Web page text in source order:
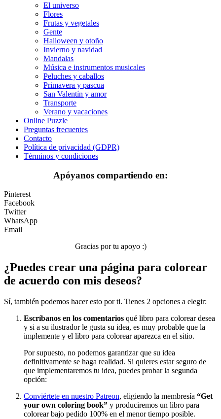
Frutas y vegetales
Halloween y otoño
Invierno y navidad
Mandalas
Música e instrumentos musicales
San Valentín y amor
Transporte
Verano y vacaciones
Libros para colorear para niños
Nezaradené
Sin categorizar
El universo
Flores
Frutas y vegetales
Gente
Halloween y otoño
Invierno y navidad
Mandalas
Música e instrumentos musicales
Peluches y caballos
Primavera y pascua
San Valentín y amor
Transporte
Verano y vacaciones
Online Puzzle
Preguntas frecuentes
Contacto
Política de privacidad (GDPR)
Términos y condiciones
Apóyanos compartiendo en:
Pinterest
Facebook
Twitter
WhatsApp
Email
Gracias por tu apoyo :)
¿Puedes crear una página para colorear
de acuerdo con mis deseos?
Sí, también podemos hacer esto por ti. Tienes 2 opciones a elegir:
Escríbanos en los comentarios qué libro para colorear desea
y si a su ilustrador le gusta su idea, es muy probable que la
implemente y el libro para colorear aparezca en el sitio.
Por supuesto, no podemos garantizar que su idea
definitivamente se haga realidad. Si quieres estar seguro de
que implementaremos tu idea, puedes probar la segunda
opción:
Conviértete en nuestro Patreon, eligiendo la membresía “Get
your own coloring book” y produciremos un libro para
colorear bajo pedido 100% en el menor tiempo posible.